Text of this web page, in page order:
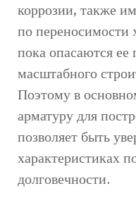
коррозии, также
по переносимости
пока опасаются ее
масштабного
Поэтому в
арматуру для
позволяет быть
характеристиках
долговечности.